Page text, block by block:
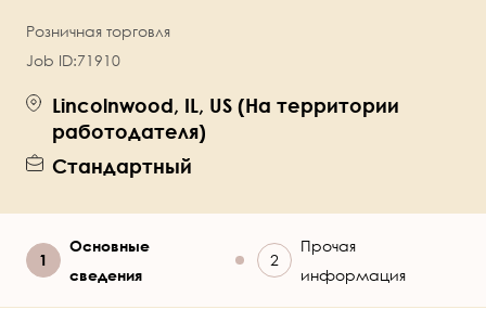
Розничная торговля
Job ID:71910
Lincolnwood, IL, US (На территории
работодателя)
Стандартный
Текущий
Основные
сведения
Прочая
информация